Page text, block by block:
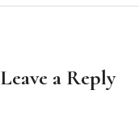
Leave a Reply